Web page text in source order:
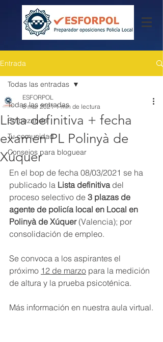
Entrada
Todas las entradas
Empezando
Tu comunidad
Consejos para bloguear
Todas las entradas
Lista definitiva + fecha
examen PL Polinyà de
Xúquer
ESFORPOL
8 mar 2021 1 min de lectura
En el bop de fecha 08/03/2021 se ha
publicado la Lista definitiva del
proceso selectivo de 3 plazas de
agente de policía local en Local en
Polinyà de Xúquer (Valencia); por
consolidación de empleo.
Se convoca a los aspirantes el
próximo 12 de marzo para la medición
de altura y la prueba psicoténica.
Más información en nuestra aula virtual.